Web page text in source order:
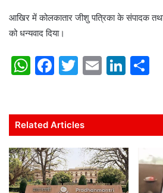
आखिर में कोलकातार जीशु पत्रिका के संपादक
को धन्यवाद दिया।
W
s
A
p
p
F
e
b
o
o
T
er
E
l
Li
e
dI
n
e
Related Articles